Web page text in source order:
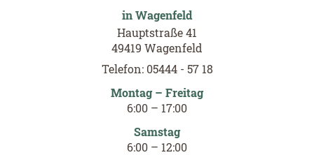
in Wagenfeld
Hauptstraße 41
49419 Wagenfeld
Telefon: 05444 - 57 18
Montag – Freitag
6:00 – 17:00
Samstag
6:00 – 12:00